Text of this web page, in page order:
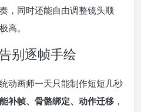
，同时还能自由调整镜头顺
高。
别逐帧手绘
动画师一天只能制作短短几秒
补帧、骨骼绑定、动作迁移 ，